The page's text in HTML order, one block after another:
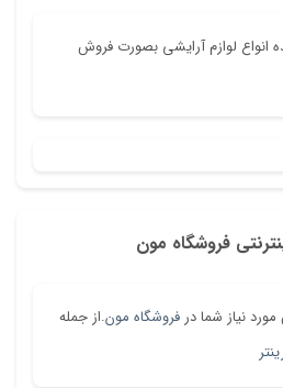
انواع لوازم آرایشی بصورت فروش
فروشگاه مون
نیاز شما در فروشگاه مون.از جمله